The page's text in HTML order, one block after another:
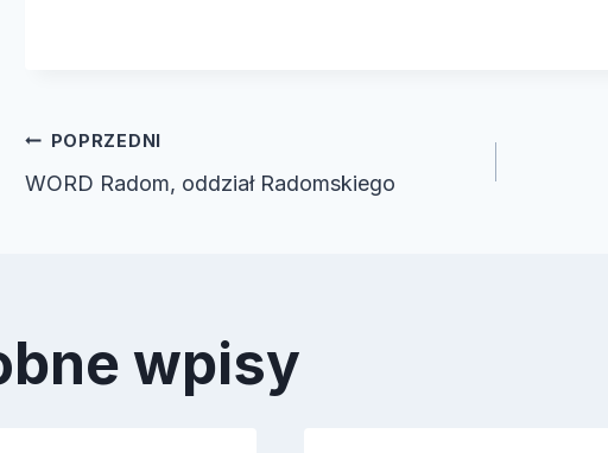
Nawigacja
POPRZEDNI
WORD Radom, oddział Radomskiego
wpisy